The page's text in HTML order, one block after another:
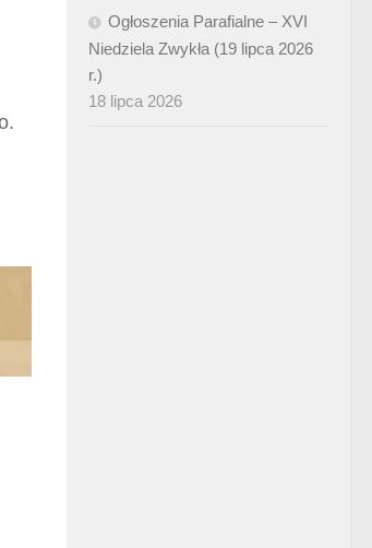
Ogłoszenia Parafialne – XVI
Niedziela Zwykła (19 lipca 2026
r.)
18 lipca 2026